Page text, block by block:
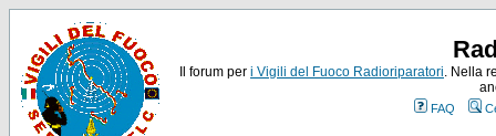
Il forum per i Vigili del Fuoco Radioriparatori. Nella
FAQ